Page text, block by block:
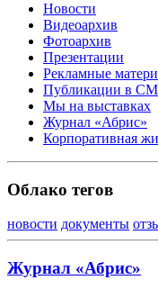
Новости
Видеоархив
Фотоархив
Презентации
Рекламные
Публикации в
Мы на выставках
Журнал «Абрис»
Корпоративная
Облако тегов
новости документы
Журнал «Абрис»